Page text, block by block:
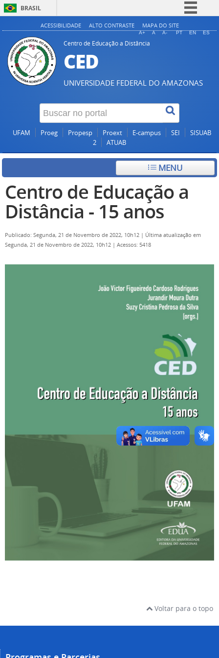
BRASIL
Simplifique!
Comunica BR
Legislação
Canais
ACESSIBILIDADE ALTO CONTRASTE MAPA DO SITE
A+ A A- PT EN ES
Centro de Educação a Distância
CED
UNIVERSIDADE FEDERAL DO AMAZONAS
UFAM Proeg Propesp Proext E-campus SEI
SISUAB
2
ATUAB
MENU
Centro de Educação a
Distância - 15 anos
Publicado: Segunda, 21 de Novembro de 2022, 10h12 | Última atualização em
Segunda, 21 de Novembro de 2022, 10h12 | Acessos: 5418
Voltar para o topo